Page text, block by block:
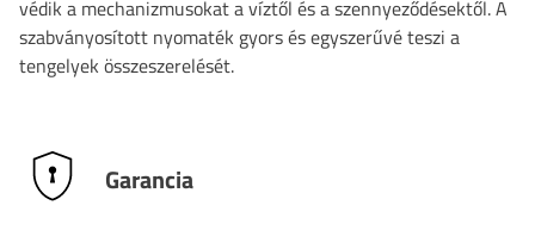
védik a mechanizmusokat a víztől és a szennyeződésektől. A
szabványosított nyomaték gyors és egyszerűvé teszi a
tengelyek összeszerelését.
Garancia